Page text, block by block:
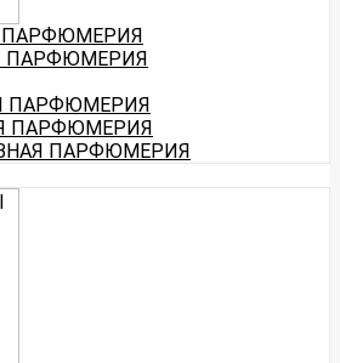
ПАРФЮМЕРИЯ
ПАРФЮМЕРИЯ
ПАРФЮМЕРИЯ
ПАРФЮМЕРИЯ